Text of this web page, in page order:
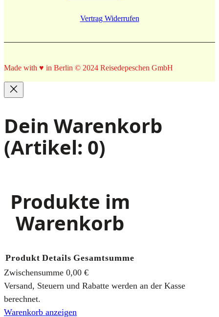
Vertrag Widerrufen
Made with ♥ in Berlin © 2024 Reisedepeschen GmbH
Dein Warenkorb
(Artikel: 0)
Produkte im
Warenkorb
Produkt Details Gesamtsumme
Zwischensumme 0,00 €
Versand, Steuern und Rabatte werden an der Kasse
berechnet.
Warenkorb anzeigen